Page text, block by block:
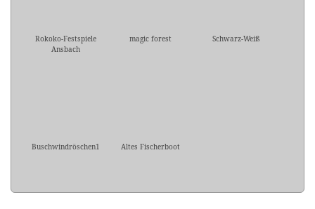
Rokoko-Festspiele
Ansbach
magic forest Schwarz-Weiß
Buschwindröschen1 Altes Fischerboot